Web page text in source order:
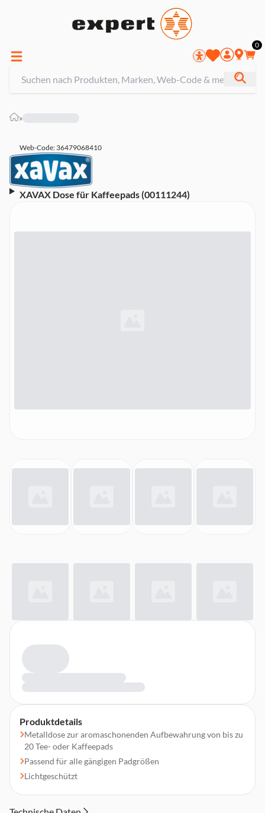
0
»
Web-Code: 36479068410
XAVAX Dose für Kaffeepads (00111244)
Produktdetails
Metalldose zur aromaschonenden Aufbewahrung von bis zu
20 Tee- oder Kaffeepads
Passend für alle gängigen Padgrößen
Lichtgeschützt